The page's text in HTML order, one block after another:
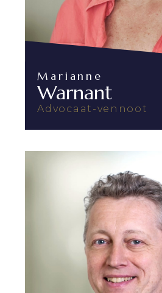
Marianne
Warnant
Advocaat-vennoot